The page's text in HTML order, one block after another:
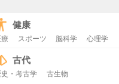
健康
療 スポーツ 脳科学 心理学
古代
史・考古学 古生物